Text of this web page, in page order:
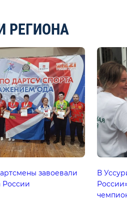
РЕГИОНА
завоевали
России
В